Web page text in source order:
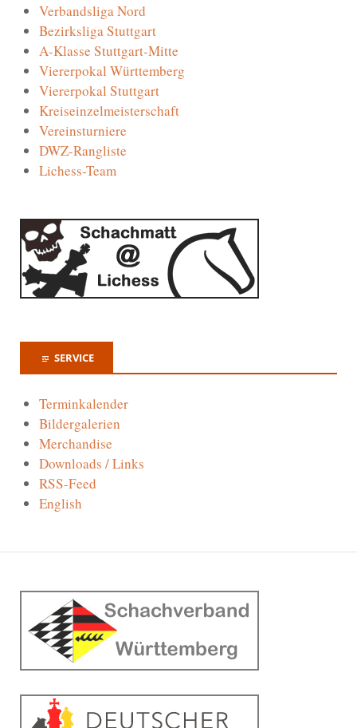
Verbandsliga Nord
Bezirksliga Stuttgart
A-Klasse Stuttgart-Mitte
Viererpokal Württemberg
Viererpokal Stuttgart
Kreiseinzelmeisterschaft
Vereinsturniere
DWZ-Rangliste
Lichess-Team
SERVICE
Terminkalender
Bildergalerien
Merchandise
Downloads / Links
RSS-Feed
English